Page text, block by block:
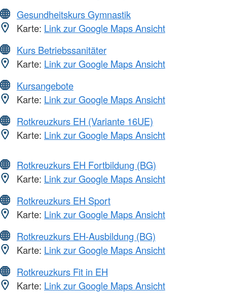
Gesundheitskurs Gymnastik
Karte: Link zur Google Maps Ansicht
Kurs Betriebssanitäter
Karte: Link zur Google Maps Ansicht
Kursangebote
Karte: Link zur Google Maps Ansicht
Rotkreuzkurs EH (Variante 16UE)
Karte: Link zur Google Maps Ansicht
Rotkreuzkurs EH Fortbildung (BG)
Karte: Link zur Google Maps Ansicht
Rotkreuzkurs EH Sport
Karte: Link zur Google Maps Ansicht
Rotkreuzkurs EH-Ausbildung (BG)
Karte: Link zur Google Maps Ansicht
Rotkreuzkurs Fit in EH
Karte: Link zur Google Maps Ansicht